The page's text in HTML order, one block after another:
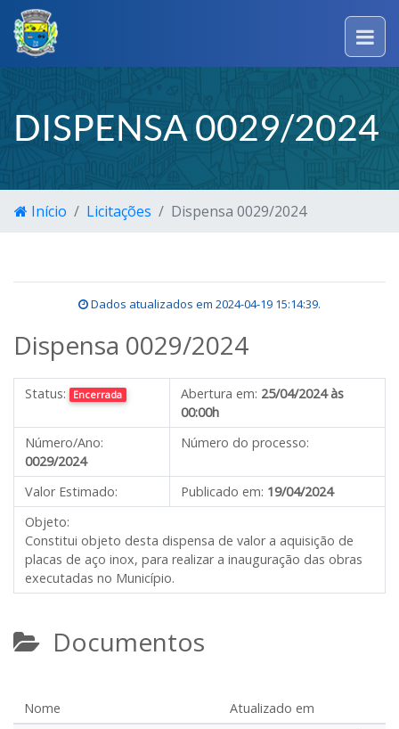
DISPENSA 0029/2024
Início Licitações Dispensa 0029/2024
Dados atualizados em 2024-04-19 15:14:39.
Dispensa 0029/2024
Status: Encerrada Abertura em: 25/04/2024 às
00:00h
Número/Ano:
0029/2024
Número do processo:
Valor Estimado: Publicado em: 19/04/2024
Objeto:
Constitui objeto desta dispensa de valor a aquisição de
placas de aço inox, para realizar a inauguração das obras
executadas no Município.
Documentos
Nome Atualizado em